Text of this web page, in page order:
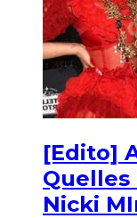
[Edito]
Quelles
Nicki